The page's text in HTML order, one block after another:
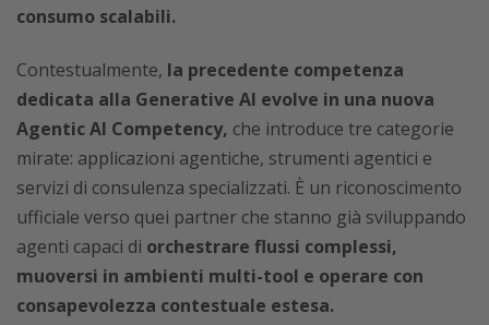
consumo scalabili.
Contestualmente, la precedente competenza
dedicata alla Generative AI evolve in una nuova
Agentic AI Competency, che introduce tre categorie
mirate: applicazioni agentiche, strumenti agentici e
servizi di consulenza specializzati. È un riconoscimento
ufficiale verso quei partner che stanno già sviluppando
agenti capaci di orchestrare flussi complessi,
muoversi in ambienti multi-tool e operare con
consapevolezza contestuale estesa.